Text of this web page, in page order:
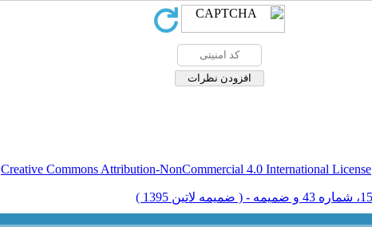
Creative Commons Attribution-NonCommercial 4.0 International License